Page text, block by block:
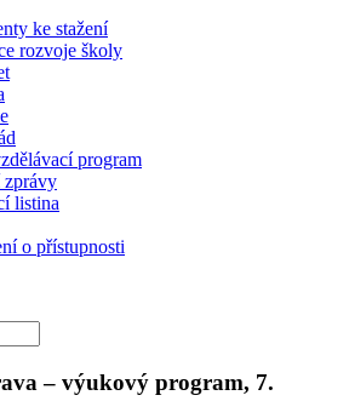
ke stažení
rozvoje školy
program
listina
o přístupnosti
– výukový program, 7.